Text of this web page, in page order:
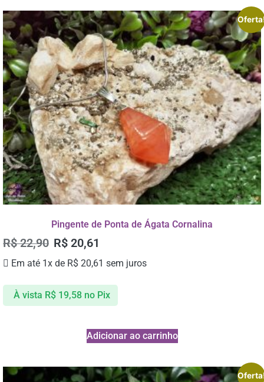
Pingente de Ponta de Ágata Cornalina
R$22,90 R$ 20,61
Em até 1x de R$ 20,61 sem juros
À vista R$19,58 no Pix
Adicionar ao carrinho